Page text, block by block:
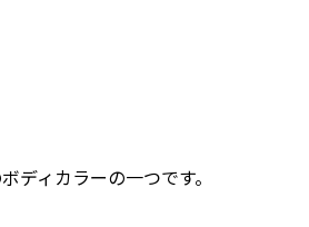
ディカラーの一つです。